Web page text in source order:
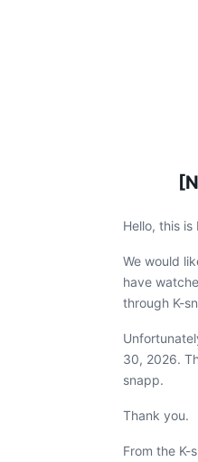
Hello, this is
We would
have
through K-
30, 2026.
snapp.
Thank you.
From the K-